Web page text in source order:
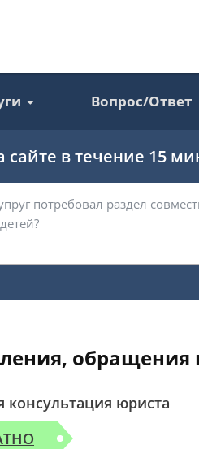
Вопрос/Ответ
в течение 15
обращения
консультация юриста